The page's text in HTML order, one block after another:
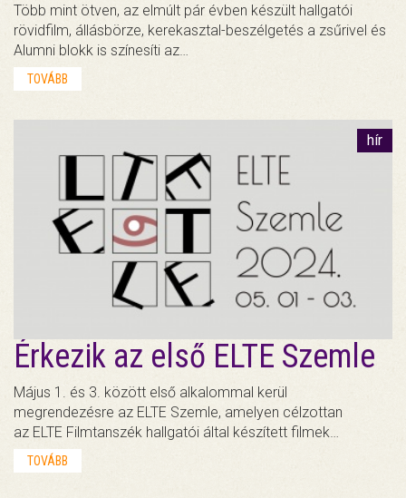
Több mint ötven, az elmúlt pár évben készült hallgatói
rövidfilm, állásbörze, kerekasztal-beszélgetés a zsűrivel és
Alumni blokk is színesíti az…
TOVÁBB
hír
Érkezik az első ELTE Szemle
Május 1. és 3. között első alkalommal kerül
megrendezésre az ELTE Szemle, amelyen célzottan
az ELTE Filmtanszék hallgatói által készített filmek…
TOVÁBB